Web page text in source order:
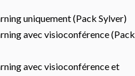
uniquement (Pack Sylver)
avec visioconférence (Pack
avec visioconférence et